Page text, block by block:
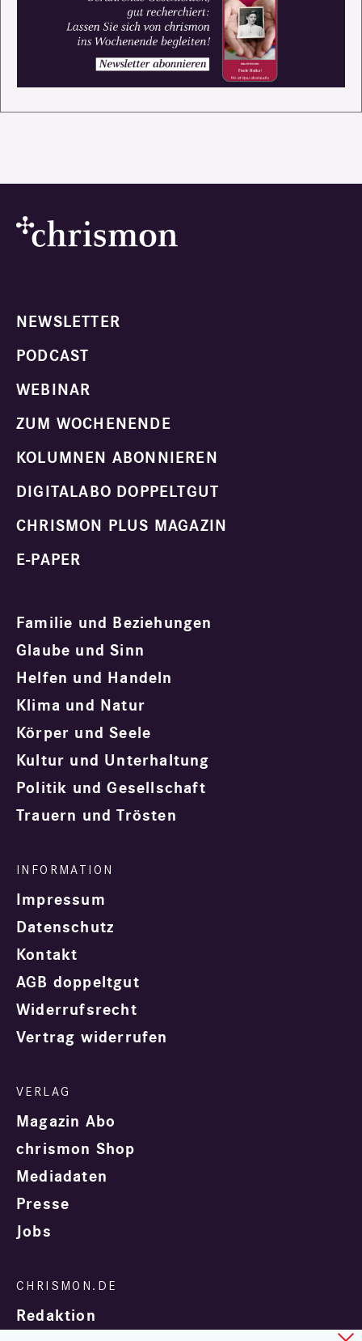
NEWSLETTER
PODCAST
WEBINAR
ZUM WOCHENENDE
KOLUMNEN ABONNIEREN
DIGITALABO DOPPELTGUT
CHRISMON PLUS MAGAZIN
E-PAPER
Familie und Beziehungen
Glaube und Sinn
Helfen und Handeln
Klima und Natur
Körper und Seele
Kultur und Unterhaltung
Politik und Gesellschaft
Trauern und Trösten
Impressum
Datenschutz
Kontakt
AGB doppeltgut
Widerrufsrecht
Vertrag widerrufen
Magazin Abo
chrismon Shop
Mediadaten
Presse
Jobs
Redaktion